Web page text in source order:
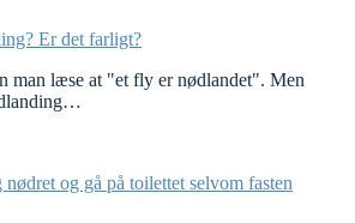
Er det farligt?
man læse at "et fly er nødlandet". Men
og gå på toilettet selvom fasten